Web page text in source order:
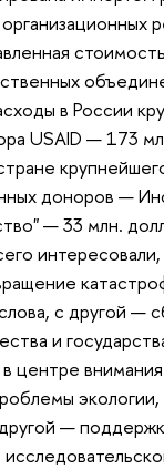
в России
USAID — 173
доноров —
— 33 млн.
с другой —
и
центре
—